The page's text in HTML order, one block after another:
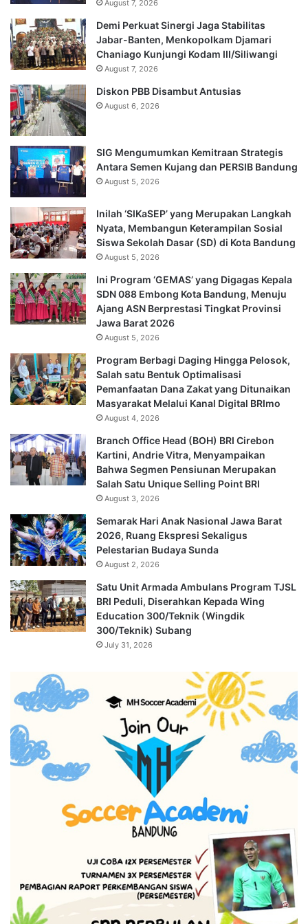
August 7, 2026
Demi Perkuat Sinergi Jaga Stabilitas
Jabar-Banten, Menkopolkam Djamari
Chaniago Kunjungi Kodam III/Siliwangi
August 7, 2026
Diskon PBB Disambut Antusias
August 6, 2026
SIG Mengumumkan Kemitraan Strategis
Antara Semen Kujang dan PERSIB Bandung
August 5, 2026
Inilah ‘SIKaSEP’ yang Merupakan Langkah
Nyata, Membangun Keterampilan Sosial
Siswa Sekolah Dasar (SD) di Kota Bandung
August 5, 2026
Ini Program ‘GEMAS’ yang Digagas Kepala
SDN 088 Embong Kota Bandung, Menuju
Ajang ASN Berprestasi Tingkat Provinsi
Jawa Barat 2026
August 5, 2026
Program Berbagi Daging Hingga Pelosok,
Salah satu Bentuk Optimalisasi
Pemanfaatan Dana Zakat yang Ditunaikan
Masyarakat Melalui Kanal Digital BRImo
August 4, 2026
Branch Office Head (BOH) BRI Cirebon
Kartini, Andrie Vitra, Menyampaikan
Bahwa Segmen Pensiunan Merupakan
Salah Satu Unique Selling Point BRI
August 3, 2026
Semarak Hari Anak Nasional Jawa Barat
2026, Ruang Ekspresi Sekaligus
Pelestarian Budaya Sunda
August 2, 2026
Satu Unit Armada Ambulans Program TJSL
BRI Peduli, Diserahkan Kepada Wing
Education 300/Teknik (Wingdik
300/Teknik) Subang
July 31, 2026